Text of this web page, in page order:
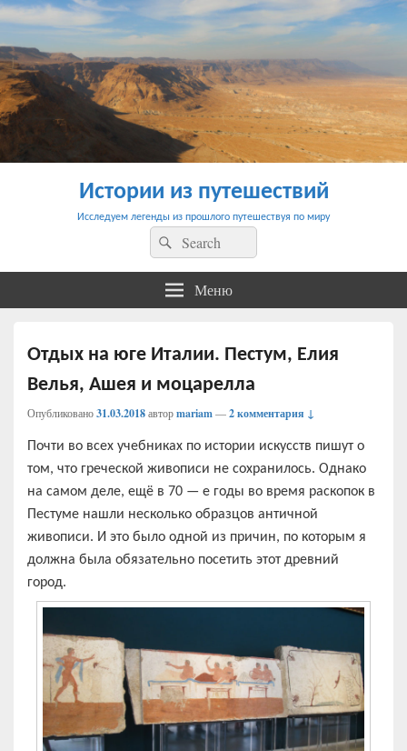
Истории из путешествий
Исследуем легенды из прошлого путешествуя по миру
Найти:Поиск
Меню
Отдых на юге Италии. Пестум, Елия
Велья, Ашея и моцарелла
Опубликовано31.03.2018авторmariam—2 комментария ↓
Почти во всех учебниках по истории искусств пишут о
том, что греческой живописи не сохранилось. Однако
на самом деле, ещё в 70 — е годы во время раскопок в
Пестуме нашли несколько образцов античной
живописи. И это было одной из причин, по которым я
должна была обязательно посетить этот древний
город.